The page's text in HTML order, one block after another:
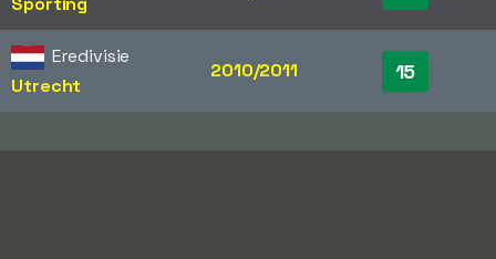
Eredivisie
Utrecht
2010/2011 15